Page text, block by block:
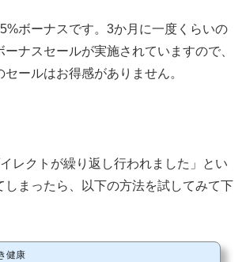
ボーナスです。3か月に一度くらいの
ナスセールが実施されていますので、
ールはお得感がありません。
レクトが繰り返し行われました」とい
しまったら、以下の方法を試してみて下
健康